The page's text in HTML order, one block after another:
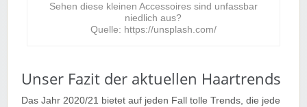
Sehen diese kleinen Accessoires sind unfassbar
niedlich aus?
Quelle: https://unsplash.com/
Unser Fazit der aktuellen Haartrends
Das Jahr 2020/21 bietet auf jeden Fall tolle Trends, die jede